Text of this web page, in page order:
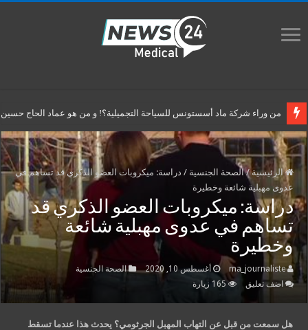
من وراء شركة ماد أسستونس للسياحة التجميلية؟! و من هو عماد الحاج حسين
الرئيسية / الصحة الجنسية / دراسة: ميكروبات العضو الذكري قد تساهم في
عدوى مهبلية شائعة وخطيرة
دراسة: ميكروبات العضو الذكري قد
تساهم في عدوى مهبلية شائعة
وخطيرة
ma_journaliste أغسطس 10, 2020
الصحة الجنسية
اضف تعليق
165 زيارة
هل سمعت من قبل عن التهاب المهبل الجرثومي؟ يحدث هذا عندما تسقط